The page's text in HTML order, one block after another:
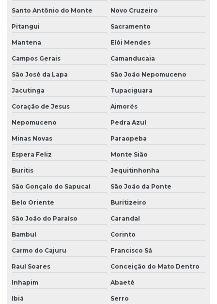
Santo Antônio do Monte Novo Cruzeiro
Pitangui Sacramento
Mantena Elói Mendes
Campos Gerais Camanducaia
São José da Lapa São João Nepomuceno
Jacutinga Tupaciguara
Coração de Jesus Aimorés
Nepomuceno Pedra Azul
Minas Novas Paraopeba
Espera Feliz Monte Sião
Buritis Jequitinhonha
São Gonçalo do Sapucaí São João da Ponte
Belo Oriente Buritizeiro
São João do Paraíso Carandaí
Bambuí Corinto
Carmo do Cajuru Francisco Sá
Raul Soares Conceição do Mato Dentro
Inhapim Abaeté
Ibiá Serro